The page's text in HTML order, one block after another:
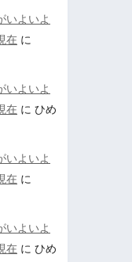
いよいよ
在 に
いよいよ
在 に ひめ
いよいよ
在 に
いよいよ
在 に ひめ